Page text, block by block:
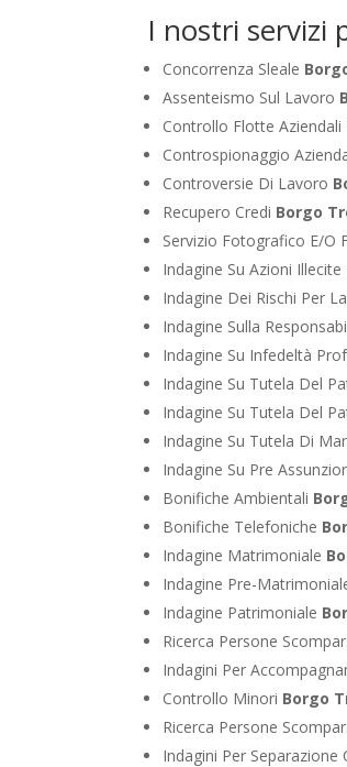
I nostri servizi
Concorrenza Sleale
Assenteismo Sul Lavoro
Controllo Flotte Aziendali
Controspionaggio
Controversie Di Lavoro
Recupero Credi Borgo
Servizio Fotografico E/O
Indagine Su Azioni
Indagine Dei Rischi Per
Indagine Sulla
Indagine Su Infedeltà
Indagine Su Tutela Del
Indagine Su Tutela Del
Indagine Su Tutela Di
Indagine Su Pre
Bonifiche Ambientali
Bonifiche Telefoniche
Indagine Matrimoniale
Indagine Pre-
Indagine Patrimoniale
Ricerca Persone
Indagini Per
Controllo Minori Borgo
Ricerca Persone
Indagini Per Separazione